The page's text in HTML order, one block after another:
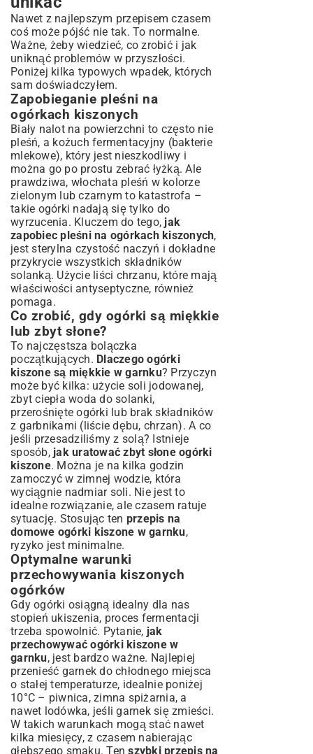
Nawet z najlepszym przepisem czasem
coś może pójść nie tak. To normalne.
Ważne, żeby wiedzieć, co zrobić i jak
uniknąć problemów w przyszłości.
Poniżej kilka typowych wpadek, których
sam doświadczyłem.
Zapobieganie pleśni na
ogórkach kiszonych
Biały nalot na powierzchni to często nie
pleśń, a kożuch fermentacyjny (bakterie
mlekowe), który jest nieszkodliwy i
można go po prostu zebrać łyżką. Ale
prawdziwa, włochata pleśń w kolorze
zielonym lub czarnym to katastrofa –
takie ogórki nadają się tylko do
wyrzucenia. Kluczem do tego, jak
zapobiec pleśni na ogórkach kiszonych,
jest sterylna czystość naczyń i dokładne
przykrycie wszystkich składników
solanką. Użycie liści chrzanu, które mają
właściwości antyseptyczne, również
pomaga.
Co zrobić, gdy ogórki są miękkie
lub zbyt słone?
To najczęstsza bolączka
początkujących. Dlaczego ogórki
kiszone są miękkie w garnku? Przyczyn
może być kilka: użycie soli jodowanej,
zbyt ciepła woda do solanki,
przerośnięte ogórki lub brak składników
z garbnikami (liście dębu, chrzan). A co
jeśli przesadziliśmy z solą? Istnieje
sposób, jak uratować zbyt słone ogórki
kiszone. Można je na kilka godzin
zamoczyć w zimnej wodzie, która
wyciągnie nadmiar soli. Nie jest to
idealne rozwiązanie, ale czasem ratuje
sytuację. Stosując ten przepis na
domowe ogórki kiszone w garnku,
ryzyko jest minimalne.
Optymalne warunki
przechowywania kiszonych
ogórków
Gdy ogórki osiągną idealny dla nas
stopień ukiszenia, proces fermentacji
trzeba spowolnić. Pytanie, jak
przechowywać ogórki kiszone w
garnku, jest bardzo ważne. Najlepiej
przenieść garnek do chłodnego miejsca
o stałej temperaturze, idealnie poniżej
10°C – piwnica, zimna spiżarnia, a
nawet lodówka, jeśli garnek się zmieści.
W takich warunkach mogą stać nawet
kilka miesięcy, z czasem nabierając
głębszego smaku. Tenszybki przepis na